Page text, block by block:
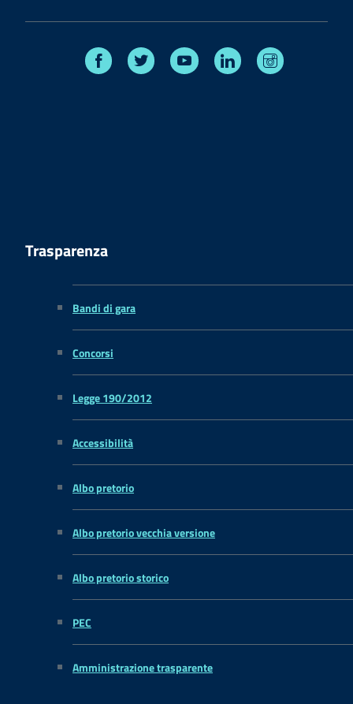
Facebook Twitter Youtube Linkedin
Trasparenza
Bandi di gara
Concorsi
Legge 190/2012
Accessibilità
Albo pretorio
Albo pretorio vecchia versione
Albo pretorio storico
PEC
Amministrazione trasparente